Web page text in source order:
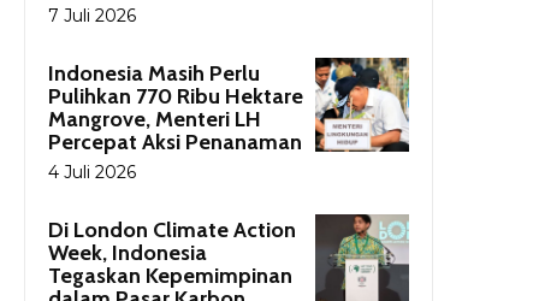
7 Juli 2026
Indonesia Masih Perlu
Pulihkan 770 Ribu Hektare
Mangrove, Menteri LH
Percepat Aksi Penanaman
4 Juli 2026
Di London Climate Action
Week, Indonesia
Tegaskan Kepemimpinan